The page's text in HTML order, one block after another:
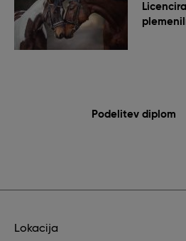
Podelitev diplom
Lokacija